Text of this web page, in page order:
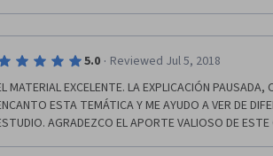
5.0 · Reviewed Jul 5, 2018
MATERIAL EXCELENTE. LA EXPLICACIÓN PAUSADA,
ESTA TEMÁTICA Y ME AYUDO A VER DE
AGRADEZCO EL APORTE VALIOSO DE ESTE